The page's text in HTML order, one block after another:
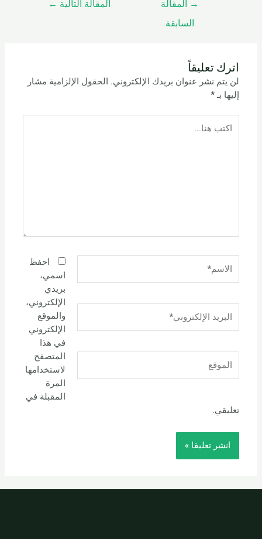
→
المقالة
السابقة
المقالة التالية ←
اترك تعليقاً
لن يتم نشر عنوان بريدك الإلكتروني. الحقول الإلزامية مشار
إليها بـ*
هنا...
الإلكتروني*
احفظ
اسمي،
بريدي
الإلكتروني،
والموقع
الإلكتروني
في هذا
المتصفح
لاستخدامها
المرة
المقبلة في
تعليقي.